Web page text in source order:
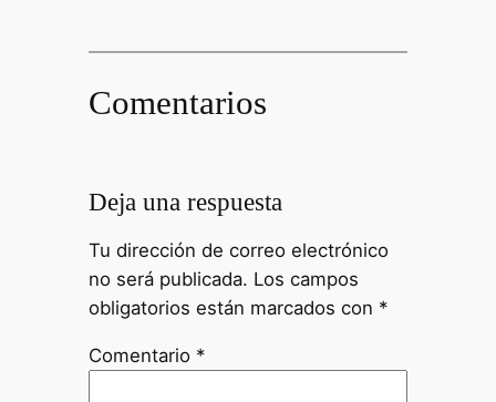
Comentarios
Deja una respuesta
Tu dirección de correo electrónico
no será publicada. Los campos
obligatorios están marcados con *
Comentario *